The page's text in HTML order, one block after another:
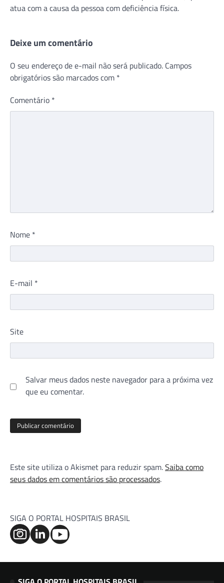
atua com a causa da pessoa com deficiência física.
Deixe um comentário
O seu endereço de e-mail não será publicado. Campos
obrigatórios são marcados com *
Comentário *
Nome *
E-mail *
Site
Salvar meus dados neste navegador para a próxima vez
que eu comentar.
Este site utiliza o Akismet para reduzir spam.Saiba como
seus dados em comentários são processados.
SIGA O PORTAL HOSPITAIS BRASIL